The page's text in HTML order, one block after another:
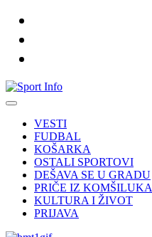
VESTI
FUDBAL
KOŠARKA
OSTALI SPORTOVI
DEŠAVA SE U GRADU
PRIČE IZ KOMŠILUKA
KULTURA I ŽIVOT
PRIJAVA